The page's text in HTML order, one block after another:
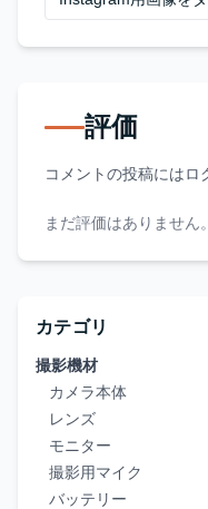
評価
コメントの投稿にはロ
まだ評価はありません。
カテゴリ
撮影機材
カメラ本体
レンズ
モニター
撮影用マイク
バッテリー